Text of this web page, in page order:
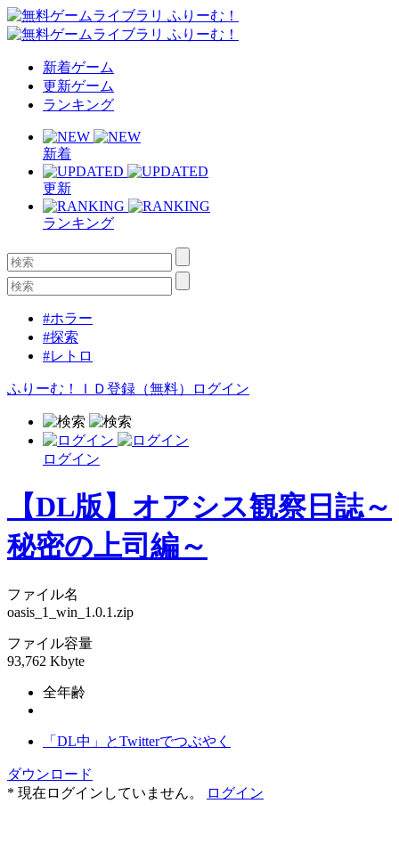
新着ゲーム
更新ゲーム
ランキング
新着
更新
ランキング
#ホラー
#探索
#レトロ
ふりーむ！ＩＤ登録（無料） ログイン
ログイン
【DL版】オアシス観察日誌～
秘密の上司編～
ファイル名
oasis_1_win_1.0.1.zip
ファイル容量
93,762 Kbyte
全年齢
「DL中」とTwitterでつぶやく
ダウンロード
* 現在ログインしていません。
ログイン